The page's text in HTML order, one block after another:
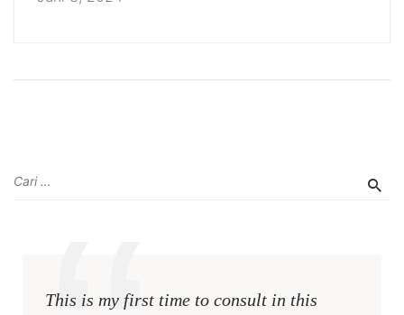
This is my first time to consult in this